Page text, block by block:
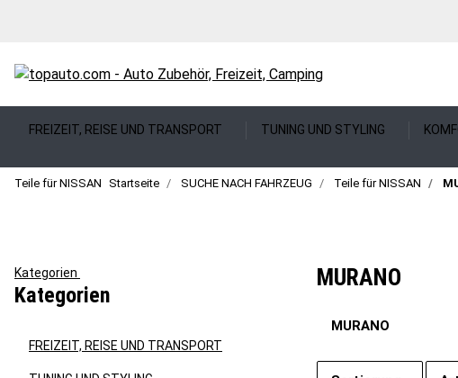
FREIZEIT, REISE UND TRANSPORT TUNING UND STYLING
Teile für NISSAN Startseite SUCHE NACH FAHRZEUG Teile für NISSAN
MURANO
MURANO
Kategorien
Kategorien
FREIZEIT, REISE UND TRANSPORT